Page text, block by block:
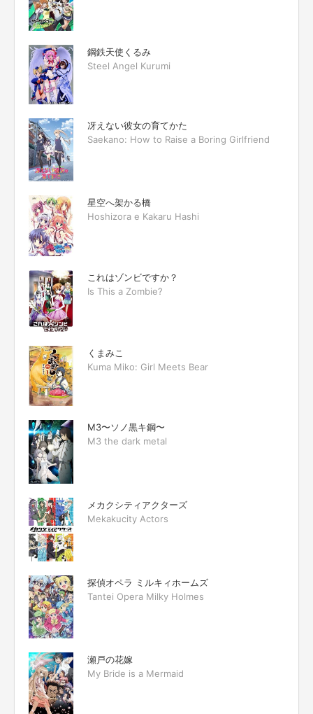
鋼鉄天使くるみ
Steel Angel Kurumi
冴えない彼女の育てかた
Saekano: How to Raise a Boring Girlfriend
星空へ架かる橋
Hoshizora e Kakaru Hashi
これはゾンビですか？
Is This a Zombie?
くまみこ
Kuma Miko: Girl Meets Bear
M3〜ソノ黒キ鋼〜
M3 the dark metal
メカクシティアクターズ
Mekakucity Actors
探偵オペラ ミルキィホームズ
Tantei Opera Milky Holmes
瀬戸の花嫁
My Bride is a Mermaid